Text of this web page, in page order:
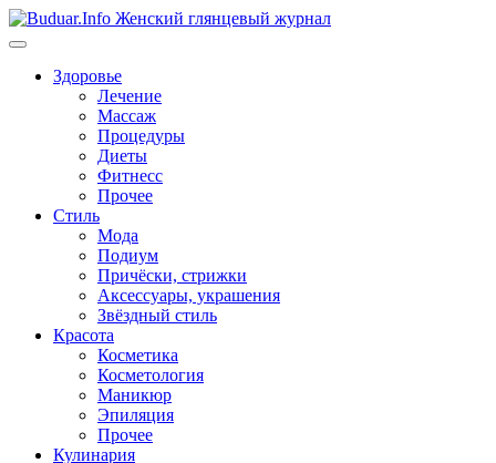
Перейти
к
Здоровье
Лечение
Массаж
Процедуры
Диеты
Фитнесс
Прочее
Стиль
Мода
Подиум
Причёски, стрижки
Аксессуары, украшения
Звёздный стиль
Красота
Косметика
Косметология
Маникюр
Эпиляция
Прочее
Кулинария